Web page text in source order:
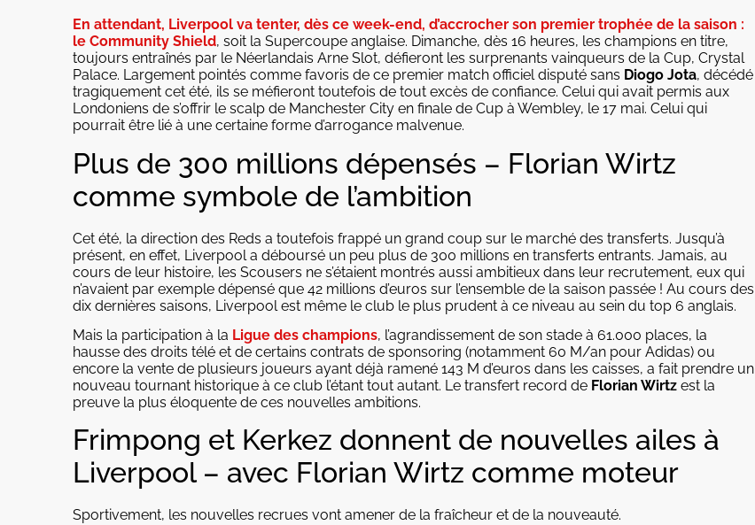
En attendant, Liverpool va tenter, dès ce week-end, d’accrocher son premier trophée de la saison :
le Community Shield, soit la Supercoupe anglaise. Dimanche, dès 16 heures, les champions en titre,
toujours entraînés par le Néerlandais Arne Slot, défieront les surprenants vainqueurs de la Cup, Crystal
Palace. Largement pointés comme favoris de ce premier match officiel disputé sans Diogo Jota, décédé
tragiquement cet été, ils se méfieront toutefois de tout excès de confiance. Celui qui avait permis aux
Londoniens de s’offrir le scalp de Manchester City en finale de Cup à Wembley, le 17 mai. Celui qui
pourrait être lié à une certaine forme d’arrogance malvenue.
Plus de 300 millions dépensés – Florian Wirtz
comme symbole de l’ambition
Cet été, la direction des Reds a toutefois frappé un grand coup sur le marché des transferts. Jusqu’à
présent, en effet, Liverpool a déboursé un peu plus de 300 millions en transferts entrants. Jamais, au
cours de leur histoire, les Scousers ne s’étaient montrés aussi ambitieux dans leur recrutement, eux qui
n’avaient par exemple dépensé que 42 millions d’euros sur l’ensemble de la saison passée ! Au cours des
dix dernières saisons, Liverpool est même le club le plus prudent à ce niveau au sein du top 6 anglais.
Mais la participation à la Ligue des champions, l’agrandissement de son stade à 61.000 places, la
hausse des droits télé et de certains contrats de sponsoring (notamment 60 M/an pour Adidas) ou
encore la vente de plusieurs joueurs ayant déjà ramené 143 M d’euros dans les caisses, a fait prendre un
nouveau tournant historique à ce club l’étant tout autant. Le transfert record de Florian Wirtz est la
preuve la plus éloquente de ces nouvelles ambitions.
Frimpong et Kerkez donnent de nouvelles ailes à
Liverpool – avec Florian Wirtz comme moteur
Sportivement, les nouvelles recrues vont amener de la fraîcheur et de la nouveauté.